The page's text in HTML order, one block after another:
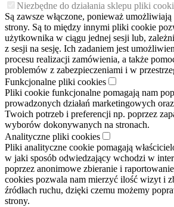
Niezbędne do działania sklepu pliki
Są zawsze włączone, ponieważ
strony. Są to między innymi pliki cookie
użytkownika w ciągu jednej sesji lub,
z sesji na sesję. Ich zadaniem jest
procesu realizacji zamówienia, a także
problemów z zabezpieczeniami i w
Funkcjonalne pliki cookies
Pliki cookie funkcjonalne pomagają nam
prowadzonych działań marketingowych
Twoich potrzeb i preferencji np. poprzez
wyborów dokonywanych na stronach.
Analityczne pliki cookies
Pliki analityczne cookie pomagają
w jaki sposób odwiedzający wchodzi w
poprzez anonimowe zbieranie i
cookies pozwala nam mierzyć ilość wizyt i
źródłach ruchu, dzięki czemu możemy
strony.